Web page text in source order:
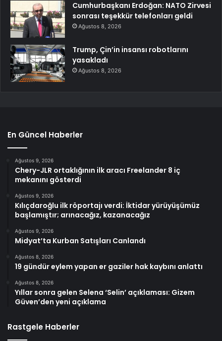
Cumhurbaşkanı Erdoğan: NATO Zirvesi
sonrası teşekkür telefonları geldi
Ağustos 8, 2026
Trump, Çin’in insansı robotlarını
yasakladı
Ağustos 8, 2026
En Güncel Haberler
Ağustos 9, 2026
Chery-JLR ortaklığının ilk aracı Freelander 8 iç
mekanını gösterdi
Ağustos 9, 2026
Kılıçdaroğlu ilk röportajı verdi: İktidar yürüyüşümüz
başlamıştır; arınacağız, kazanacağız
Ağustos 9, 2026
Midyat’ta Kurban Satışları Canlandı
Ağustos 8, 2026
19 gündür eylem yapan er gaziler hak kaybını anlattı
Ağustos 8, 2026
Yıllar sonra gelen Selena ‘Selin’ açıklaması: Gizem
Güven’den yeni açıklama
Rastgele Haberler